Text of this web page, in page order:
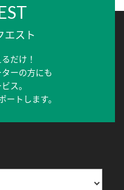
エスト
だけ！
ーの方にも
ス。
ートします。